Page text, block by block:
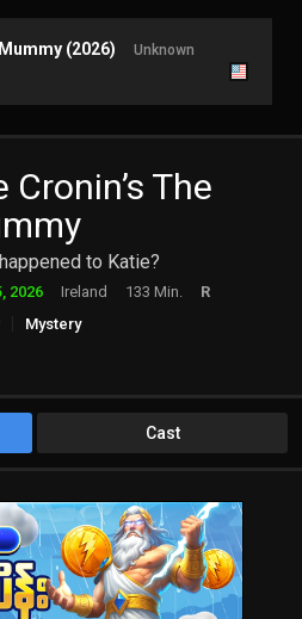
(2026)
Unknown
Cronin’s The
to Katie?
2026 Ireland 133 Min.
R
Mystery
Cast